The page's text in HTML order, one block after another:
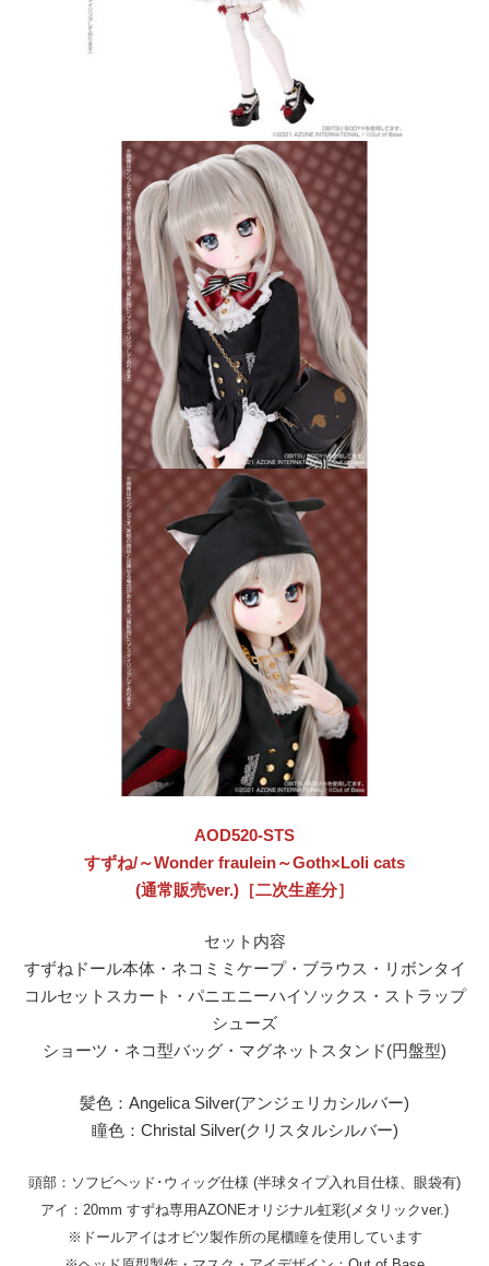
AOD520-STS
すずね/～Wonder fraulein～Goth×Loli cats
(通常販売ver.)［二次生産分］
セット内容
すずねドール本体・ネコミミケープ・ブラウス・リボンタイ
コルセットスカート・パニエニーハイソックス・ストラップ
シューズ
ショーツ・ネコ型バッグ・マグネットスタンド(円盤型)
髪色：Angelica Silver(アンジェリカシルバー)
瞳色：Christal Silver(クリスタルシルバー)
頭部：ソフビヘッド･ウィッグ仕様 (半球タイプ入れ目仕様、眼袋有)
アイ：20mm すずね専用AZONEオリジナル虹彩(メタリックver.)
※ドールアイはオビツ製作所の尾櫃瞳を使用しています